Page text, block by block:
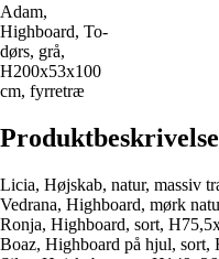
Adam,
Highboard, To-
dørs, grå,
H200x53x100
cm, fyrretræ
Licia, Højskab, natur, massiv
Vedrana, Highboard, mørk
Ronja, Highboard, sort,
Boaz, Highboard på hjul, sort,